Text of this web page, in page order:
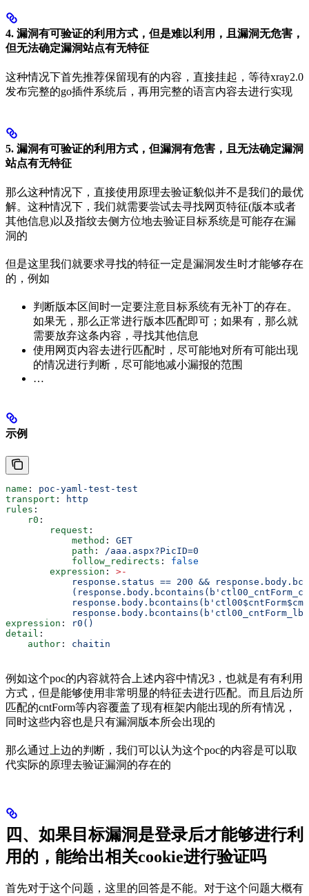
4. 漏洞有可验证的利用方式，但是难以利用，且漏洞无危害，
但无法确定漏洞站点有无特征
这种情况下首先推荐保留现有的内容，直接挂起，等待xray2.0
发布完整的go插件系统后，再用完整的语言内容去进行实现
5. 漏洞有可验证的利用方式，但漏洞有危害，且无法确定漏洞
站点有无特征
那么这种情况下，直接使用原理去验证貌似并不是我们的最优
解。这种情况下，我们就需要尝试去寻找网页特征(版本或者
其他信息)以及指纹去侧方位地去验证目标系统是可能存在漏
洞的
但是这里我们就要求寻找的特征一定是漏洞发生时才能够存在
的，例如
判断版本区间时一定要注意目标系统有无补丁的存在。
如果无，那么正常进行版本匹配即可；如果有，那么就
需要放弃这条内容，寻找其他信息
使用网页内容去进行匹配时，尽可能地对所有可能出现
的情况进行判断，尽可能地减小漏报的范围
…
示例
name : poc-yaml-test-test
transport :
http
rules :
    r0
:
        request
:
            method
: GET
            path
: /aaa.aspx?PicID=0
            follow_redirects
: false
        expression
: >-
response.status == 200 &&
expression :
r0()
detail :
    author
: chaitin
例如这个poc的内容就符合上述内容中情况3，也就是有有利用
方式，但是能够使用非常明显的特征去进行匹配。而且后边所
匹配的cntForm等内容覆盖了现有框架内能出现的所有情况，
同时这些内容也是只有漏洞版本所会出现的
那么通过上边的判断，我们可以认为这个poc的内容是可以取
代实际的原理去验证漏洞的存在的
四、如果目标漏洞是登录后才能够进行利
用的，能给出相关cookie进行验证吗
首先对于这个问题，这里的回答是不能。对于这个问题大概有